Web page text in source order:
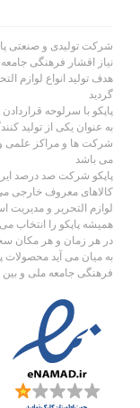
نیاز اقشار فرهنگی
هدف تولید انواع لوازم
گردید
پاپکو با سرلوحه
به عنوان یکی از تولید
شرکت ها و مراکز علمی و
می باشد
پاپکو شرکت صد درصد
کالاهای معروف خارجی می
لوازم التحریر و مدیریت
همیشه پاپکو را انتخاب
در هر زمان و هر مکان
به میان می آید محصولات
فرهنگی جامعه ملی و